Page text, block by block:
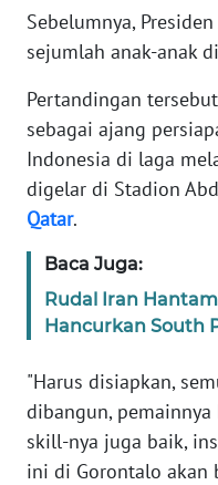
Sebelumnya,
sejumlah anak-anak
Pertandingan
sebagai ajang
Indonesia di laga
digelar di Stadion
Qatar.
Baca Juga:
Rudal Iran
Hancurkan South
"Harus disiapkan,
dibangun,
skill-nya juga baik,
ini di Gorontalo akan
Wahana
News
Regional
WN
SUMUT
WN
JAKARTA
WN
JABAR
BANTEN
WN
NTT